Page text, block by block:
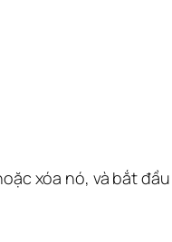
xóa nó, và bắt